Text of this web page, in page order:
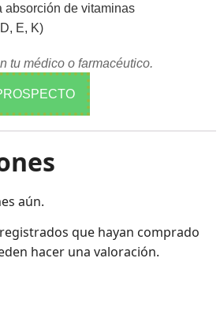
absorción de vitaminas
E, K)
tu médico o farmacéutico.
aún.
que hayan comprado
hacer una valoración.